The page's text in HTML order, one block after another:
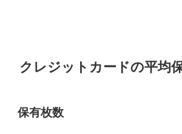
クレジットカードの平均
保有枚数